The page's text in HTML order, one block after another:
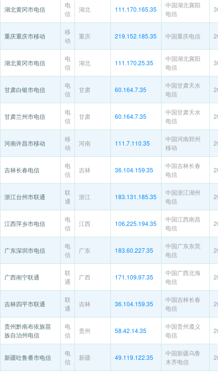
湖北黄冈市电信
电
信
湖北 111.170.165.35
中国湖北襄阳
电信
重庆重庆市移动
移
动
重庆 219.152.185.35 中国重庆电信
湖北黄冈市电信
电
信
湖北 111.170.25.35
中国湖北襄阳
电信
甘肃白银市电信
电
信
甘肃 60.164.7.35
中国甘肃天水
电信
甘肃兰州市电信
电
信
甘肃 60.164.7.35
中国甘肃天水
电信
河南许昌市移动
移
动
河南 111.7.110.35
中国河南郑州
移动
吉林长春电信
电
信
吉林 36.104.159.35
中国吉林长春
电信
浙江台州市联通
联
通
浙江 183.131.185.35
中国浙江湖州
电信
江西萍乡市电信
电
信
江西 106.225.194.35
中国江西南昌
电信
广东深圳市电信
电
信
广东 183.60.227.35
中国广东东莞
电信
广西南宁联通
联
通
广西 171.109.97.35
中国广西北海
电信
吉林四平市联通
联
通
吉林 36.104.159.35
中国吉林长春
电信
贵州黔南布依族苗
族自治州电信
电
信
贵州 58.42.14.35
中国贵州遵义
电信
新疆吐鲁番市电信
电
信
新疆 49.119.122.35
中国新疆乌鲁
木齐电信